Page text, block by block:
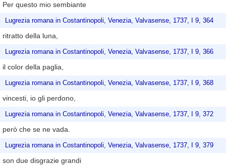
Per questo mio sembiante
Lugrezia romana in Costantinopoli, Venezia, Valvasense, 1737, I 9, 364
ritratto della luna,
Lugrezia romana in Costantinopoli, Venezia, Valvasense, 1737, I 9, 366
il color della paglia,
Lugrezia romana in Costantinopoli, Venezia, Valvasense, 1737, I 9, 368
vincesti, io gli perdono,
Lugrezia romana in Costantinopoli, Venezia, Valvasense, 1737, I 9, 372
però che se ne vada.
Lugrezia romana in Costantinopoli, Venezia, Valvasense, 1737, I 9, 379
son due disgrazie grandi